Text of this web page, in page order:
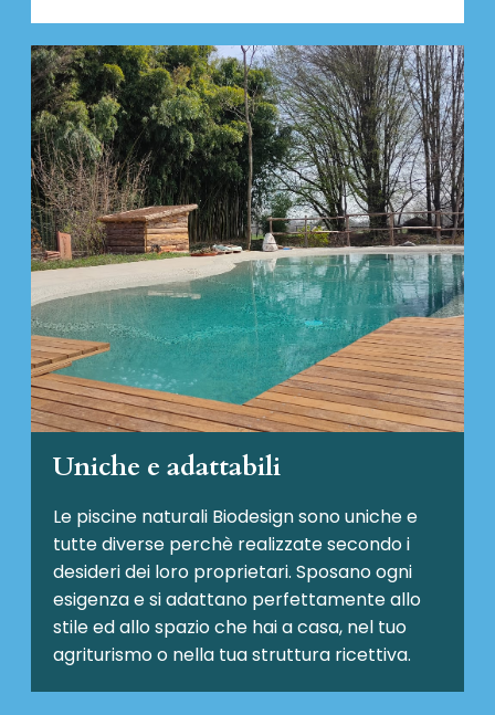
Uniche e adattabili
Le piscine naturali Biodesignsono uniche e
tutte diverse perchè realizzate secondo i
desideri dei loro proprietari. Sposano ogni
esigenza e si adattano perfettamente allo
stile ed allo spazio che hai a casa, nel tuo
agriturismo o nella tua struttura ricettiva.